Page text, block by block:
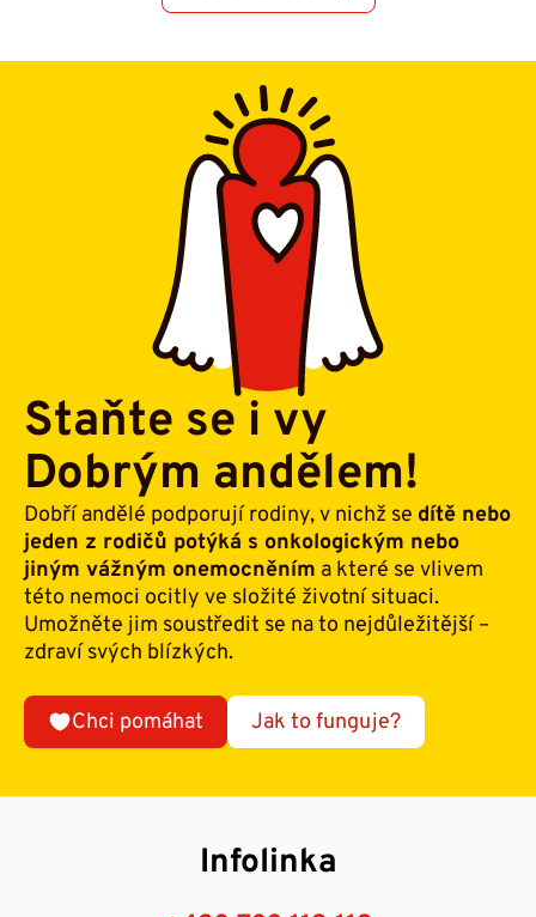
Staňte se i vy
Dobrým andělem!
Dobří andělé podporují rodiny, v nichž se dítě nebo
jeden z rodičů potýká s onkologickým nebo
jiným vážným onemocněním a které se vlivem
této nemoci ocitly ve složité životní situaci.
Umožněte jim soustředit se na to nejdůležitější –
zdraví svých blízkých.
Chci pomáhat Jak to funguje?
Infolinka